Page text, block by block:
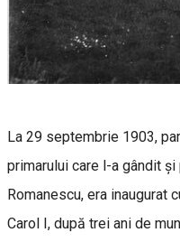
La 29 septembrie 1903,
primarului care l-a gândit
Romanescu, era inaugurat
Carol I, după trei ani de